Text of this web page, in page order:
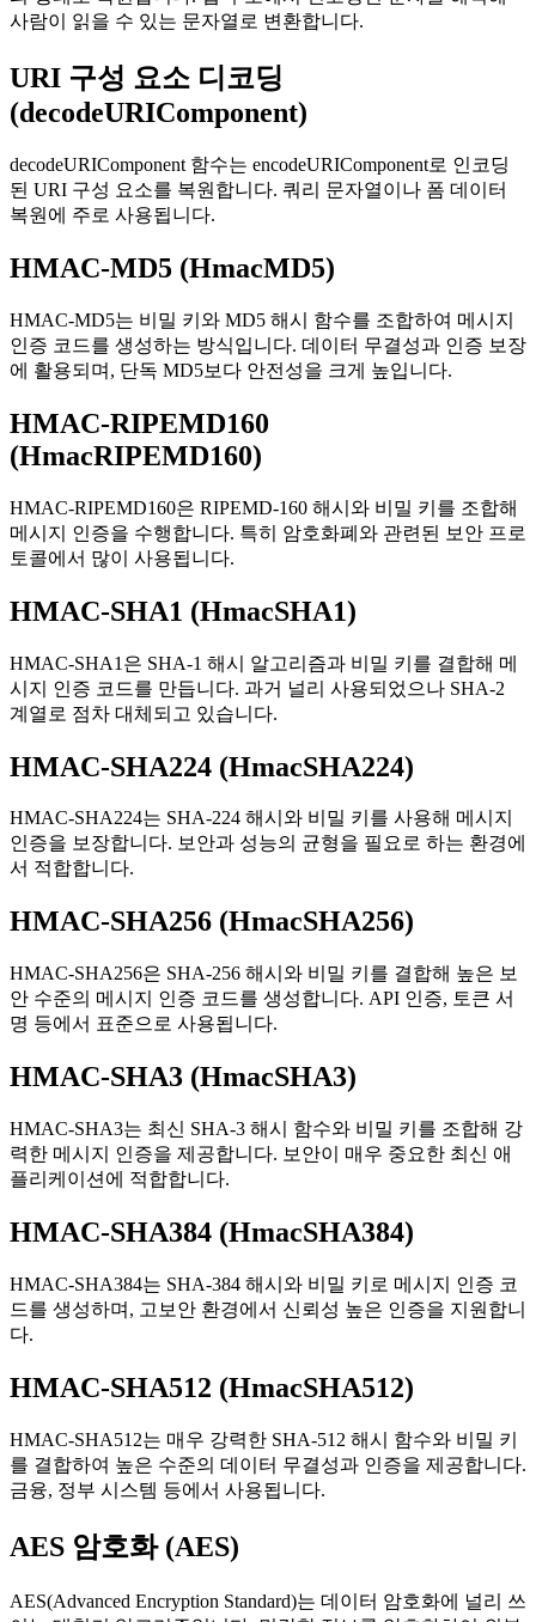
사람이 읽을 수 있는 문자열로 변환합니다.
URI 구성 요소 디코딩
(decodeURIComponent)
decodeURIComponent 함수는 encodeURIComponent로 인코딩
된 URI 구성 요소를 복원합니다. 쿼리 문자열이나 폼 데이터
복원에 주로 사용됩니다.
HMAC-MD5 (HmacMD5)
HMAC-MD5는 비밀 키와 MD5 해시 함수를 조합하여 메시지
인증 코드를 생성하는 방식입니다. 데이터 무결성과 인증 보장
에 활용되며, 단독 MD5보다 안전성을 크게 높입니다.
HMAC-RIPEMD160
(HmacRIPEMD160)
HMAC-RIPEMD160은 RIPEMD-160 해시와 비밀 키를 조합해
메시지 인증을 수행합니다. 특히 암호화폐와 관련된 보안 프로
토콜에서 많이 사용됩니다.
HMAC-SHA1 (HmacSHA1)
HMAC-SHA1은 SHA-1 해시 알고리즘과 비밀 키를 결합해 메
시지 인증 코드를 만듭니다. 과거 널리 사용되었으나 SHA-2
계열로 점차 대체되고 있습니다.
HMAC-SHA224 (HmacSHA224)
HMAC-SHA224는 SHA-224 해시와 비밀 키를 사용해 메시지
인증을 보장합니다. 보안과 성능의 균형을 필요로 하는 환경에
서 적합합니다.
HMAC-SHA256 (HmacSHA256)
HMAC-SHA256은 SHA-256 해시와 비밀 키를 결합해 높은 보
안 수준의 메시지 인증 코드를 생성합니다. API 인증, 토큰 서
명 등에서 표준으로 사용됩니다.
HMAC-SHA3 (HmacSHA3)
HMAC-SHA3는 최신 SHA-3 해시 함수와 비밀 키를 조합해 강
력한 메시지 인증을 제공합니다. 보안이 매우 중요한 최신 애
플리케이션에 적합합니다.
HMAC-SHA384 (HmacSHA384)
HMAC-SHA384는 SHA-384 해시와 비밀 키로 메시지 인증 코
드를 생성하며, 고보안 환경에서 신뢰성 높은 인증을 지원합니
다.
HMAC-SHA512 (HmacSHA512)
HMAC-SHA512는 매우 강력한 SHA-512 해시 함수와 비밀 키
를 결합하여 높은 수준의 데이터 무결성과 인증을 제공합니다.
금융, 정부 시스템 등에서 사용됩니다.
AES 암호화 (AES)
AES(Advanced Encryption Standard)는 데이터 암호화에 널리 쓰